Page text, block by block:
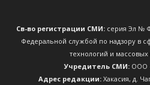
Св-во регистрации СМИ:серия Эл №
Федеральной службой по надзору в
технологий и
Учредитель СМИ: ООО
Адрес редакции:Хакасия, д.